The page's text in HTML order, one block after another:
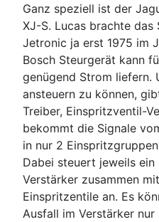
Ganz speziell ist der
XJ-S. Lucas brachte
Jetronic ja erst 1975 im
Bosch Steurgerät kann
genügend Strom liefern.
ansteuern zu können,
Treiber, Einspritzventil-
bekommt die Signale
in nur 2
Dabei steuert jeweils
Verstärker zusammen
Einspritzentile an. Es
Ausfall im Verstärker